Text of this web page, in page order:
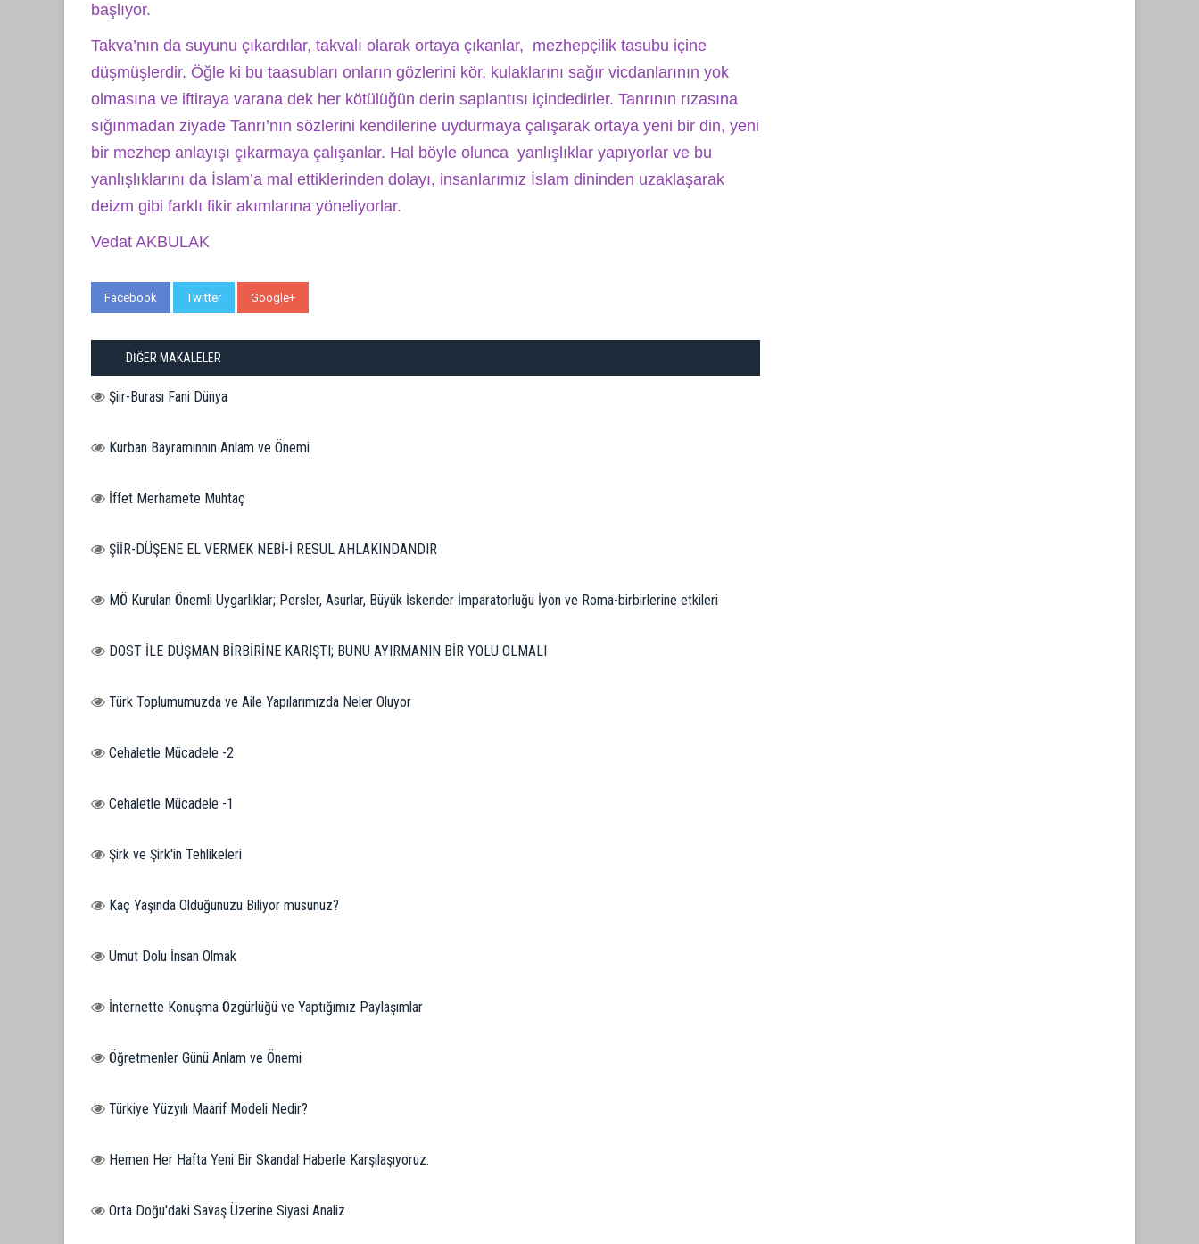
başlıyor.
Takva’nın da suyunu çıkardılar, takvalı olarak ortaya çıkanlar, mezhepçilik tasubu içine
düşmüşlerdir. Öğle ki bu taasubları onların gözlerini kör, kulaklarını sağır vicdanlarının yok
olmasına ve iftiraya varana dek her kötülüğün derin saplantısı içindedirler. Tanrının rızasına
sığınmadan ziyade Tanrı’nın sözlerini kendilerine uydurmaya çalışarak ortaya yeni bir din, yeni
bir mezhep anlayışı çıkarmaya çalışanlar. Hal böyle olunca yanlışlıklar yapıyorlar ve bu
yanlışlıklarını da İslam’a mal ettiklerinden dolayı, insanlarımız İslam dininden uzaklaşarak
deizm gibi farklı fikir akımlarına yöneliyorlar.
Vedat AKBULAK
Facebook Twitter Google+
DİĞER MAKALELER
Şiir-Burası Fani Dünya
Kurban Bayramınnın Anlam ve Önemi
İffet Merhamete Muhtaç
ŞİİR-DÜŞENE EL VERMEK NEBİ-İ RESUL AHLAKINDANDIR
MÖ Kurulan Önemli Uygarlıklar; Persler, Asurlar, Büyük İskender İmparatorluğu İyon ve Roma-birbirlerine etkileri
DOST İLE DÜŞMAN BİRBİRİNE KARIŞTI; BUNU AYIRMANIN BİR YOLU OLMALI
Türk Toplumumuzda ve Aile Yapılarımızda Neler Oluyor
Cehaletle Mücadele -2
Cehaletle Mücadele -1
Şirk ve Şirk'in Tehlikeleri
Kaç Yaşında Olduğunuzu Biliyor musunuz?
Umut Dolu İnsan Olmak
İnternette Konuşma Özgürlüğü ve Yaptığımız Paylaşımlar
Öğretmenler Günü Anlam ve Önemi
Türkiye Yüzyılı Maarif Modeli Nedir?
Hemen Her Hafta Yeni Bir Skandal Haberle Karşılaşıyoruz.
Orta Doğu'daki Savaş Üzerine Siyasi Analiz